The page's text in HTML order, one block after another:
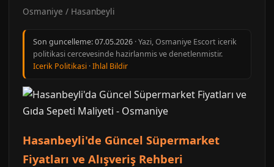
Osmaniye / Hasanbeyli
Son guncelleme:07.05.2026 · Yazi, Osmaniye Escort icerik
politikasi cercevesinde hazirlanmis ve denetlenmistir.
Icerik Politikasi ·Ihlal Bildir
Hasanbeyli'de Güncel Süpermarket
Fiyatları ve Alışveriş Rehberi